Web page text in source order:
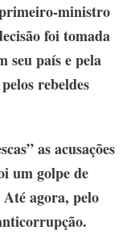
ministro
foi tomada
seu país e pela
rebeldes
as acusações
um golpe de
agora, pelo